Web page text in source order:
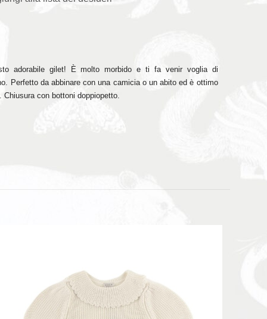
adorabile gilet! È molto morbido e ti fa venir voglia di
Perfetto da abbinare con una camicia o un abito ed è ottimo
con bottoni doppiopetto.